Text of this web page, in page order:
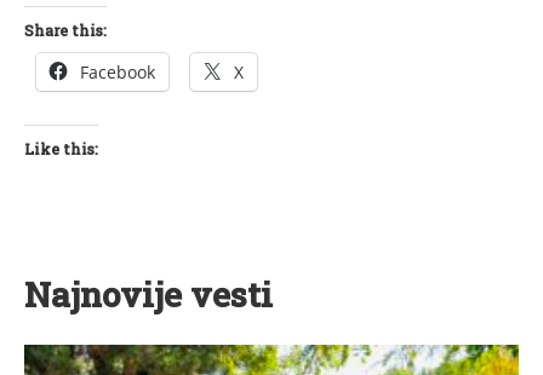
Share this:
Facebook X
Like this:
Najnovije vesti